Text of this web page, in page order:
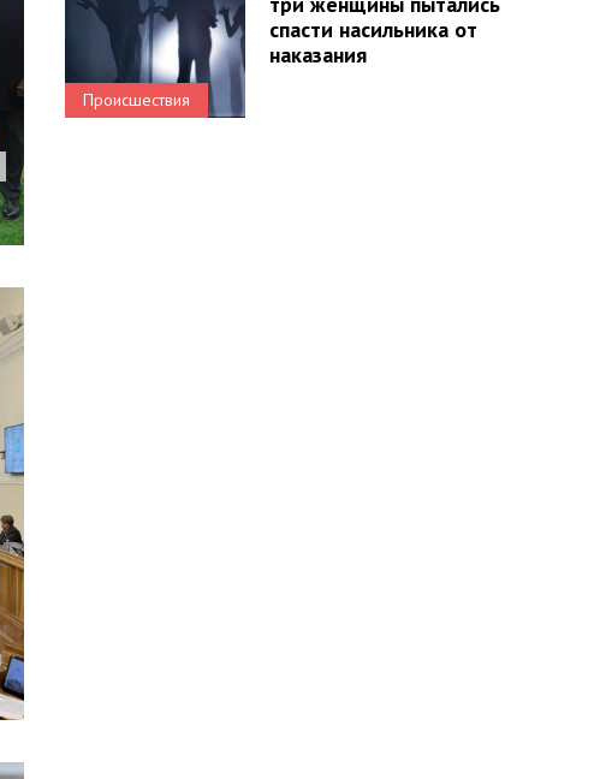
Происшествия
спасти насильника от
наказания